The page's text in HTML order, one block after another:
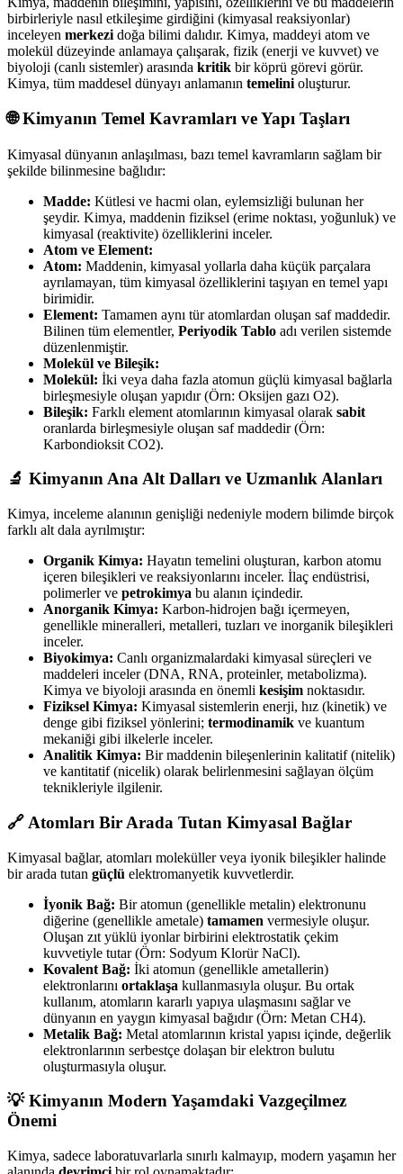
birbirleriyle nasıl etkileşime girdiğini (kimyasal reaksiyonlar)
inceleyen merkezi doğa bilimi dalıdır. Kimya, maddeyi atom ve
molekül düzeyinde anlamaya çalışarak, fizik (enerji ve kuvvet) ve
biyoloji (canlı sistemler) arasında kritik bir köprü görevi görür.
Kimya, tüm maddesel dünyayı anlamanın temelini oluşturur.
🌐 Kimyanın Temel Kavramları ve Yapı Taşları
Kimyasal dünyanın anlaşılması, bazı temel kavramların sağlam bir
şekilde bilinmesine bağlıdır:
Madde: Kütlesi ve hacmi olan, eylemsizliği bulunan her
şeydir. Kimya, maddenin fiziksel (erime noktası, yoğunluk) ve
kimyasal (reaktivite) özelliklerini inceler.
Atom ve Element:
Atom: Maddenin, kimyasal yollarla daha küçük parçalara
ayrılamayan, tüm kimyasal özelliklerini taşıyan en temel yapı
birimidir.
Element: Tamamen aynı tür atomlardan oluşan saf maddedir.
Bilinen tüm elementler, Periyodik Tablo adı verilen sistemde
düzenlenmiştir.
Molekül ve Bileşik:
Molekül: İki veya daha fazla atomun güçlü kimyasal bağlarla
birleşmesiyle oluşan yapıdır (Örn: Oksijen gazı O2​).
Bileşik: Farklı element atomlarının kimyasal olarak sabit
oranlarda birleşmesiyle oluşan saf maddedir (Örn:
Karbondioksit CO2​).
🔬 Kimyanın Ana Alt Dalları ve Uzmanlık Alanları
Kimya, inceleme alanının genişliği nedeniyle modern bilimde birçok
farklı alt dala ayrılmıştır:
Organik Kimya: Hayatın temelini oluşturan, karbon atomu
içeren bileşikleri ve reaksiyonlarını inceler. İlaç endüstrisi,
polimerler ve petrokimya bu alanın içindedir.
Anorganik Kimya: Karbon-hidrojen bağı içermeyen,
genellikle mineralleri, metalleri, tuzları ve inorganik bileşikleri
inceler.
Biyokimya: Canlı organizmalardaki kimyasal süreçleri ve
maddeleri inceler (DNA, RNA, proteinler, metabolizma).
Kimya ve biyoloji arasında en önemli kesişim noktasıdır.
Fiziksel Kimya: Kimyasal sistemlerin enerji, hız (kinetik) ve
denge gibi fiziksel yönlerini; termodinamik ve kuantum
mekaniği gibi ilkelerle inceler.
Analitik Kimya: Bir maddenin bileşenlerinin kalitatif (nitelik)
ve kantitatif (nicelik) olarak belirlenmesini sağlayan ölçüm
teknikleriyle ilgilenir.
🔗 Atomları Bir Arada Tutan Kimyasal Bağlar
Kimyasal bağlar, atomları moleküller veya iyonik bileşikler halinde
bir arada tutan güçlü elektromanyetik kuvvetlerdir.
İyonik Bağ: Bir atomun (genellikle metalin) elektronunu
diğerine (genellikle ametale) tamamen vermesiyle oluşur.
Oluşan zıt yüklü iyonlar birbirini elektrostatik çekim
kuvvetiyle tutar (Örn: Sodyum Klorür NaCl).
Kovalent Bağ: İki atomun (genellikle ametallerin)
elektronlarını ortaklaşa kullanmasıyla oluşur. Bu ortak
kullanım, atomların kararlı yapıya ulaşmasını sağlar ve
dünyanın en yaygın kimyasal bağıdır (Örn: Metan CH4​).
Metalik Bağ: Metal atomlarının kristal yapısı içinde, değerlik
elektronlarının serbestçe dolaşan bir elektron bulutu
oluşturmasıyla oluşur.
💡 Kimyanın Modern Yaşamdaki Vazgeçilmez
Önemi
Kimya, sadece laboratuvarlarla sınırlı kalmayıp, modern yaşamın her